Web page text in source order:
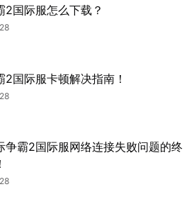
2国际服怎么下载？
2国际服卡顿解决指南！
争霸2国际服网络连接失败问题的终